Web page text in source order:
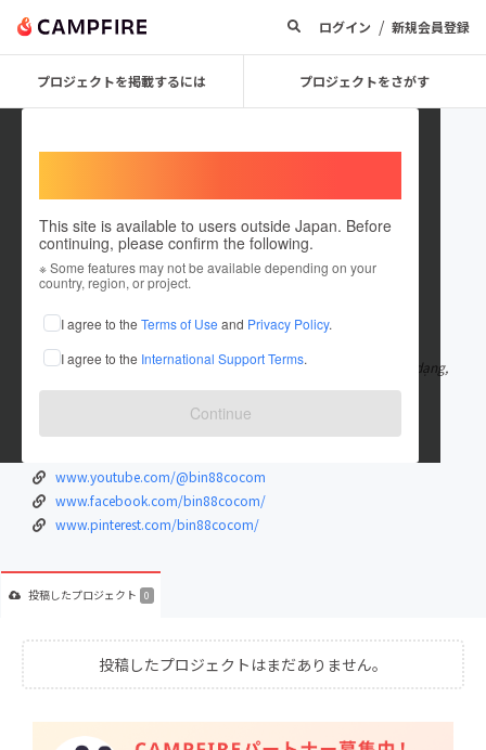
ログイン / 新規会員登録
プロジェクトを掲載するには プロジェクトをさがす
This site is available to users outside Japan. Before
continuing, please confirm the following.
※ Some features may not be available depending on your
country, region, or project.
I agree to the Terms of Use and Privacy Policy.
I agree to the International Support Terms.
Continue
bin88cocom
在住国：日本
出身国：日本
Tham gia Bin88 – nền tảng đổi thưởng chuẩn quốc tế, game đa dạng,
tỷ lệ cao, rút tiền nhan もっと見る
www.youtube.com/@bin88cocom
www.facebook.com/bin88cocom/
www.pinterest.com/bin88cocom/
投稿したプロジェクト 0
投稿したプロジェクトはまだありません。